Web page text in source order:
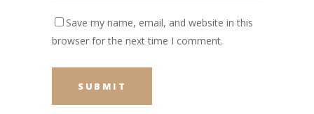
Save my name, email, and website in this
browser for the next time I comment.